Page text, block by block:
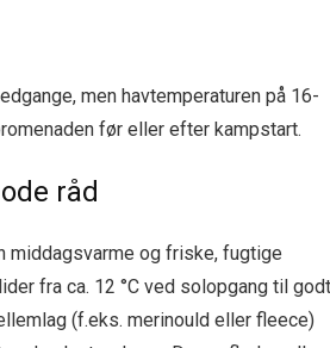
men havtemperaturen på 16-
før eller efter kampstart.
råd
middagsvarme og friske, fugtige
fra ca. 12 °C ved solopgang til godt
(f.eks. merinould eller fleece)